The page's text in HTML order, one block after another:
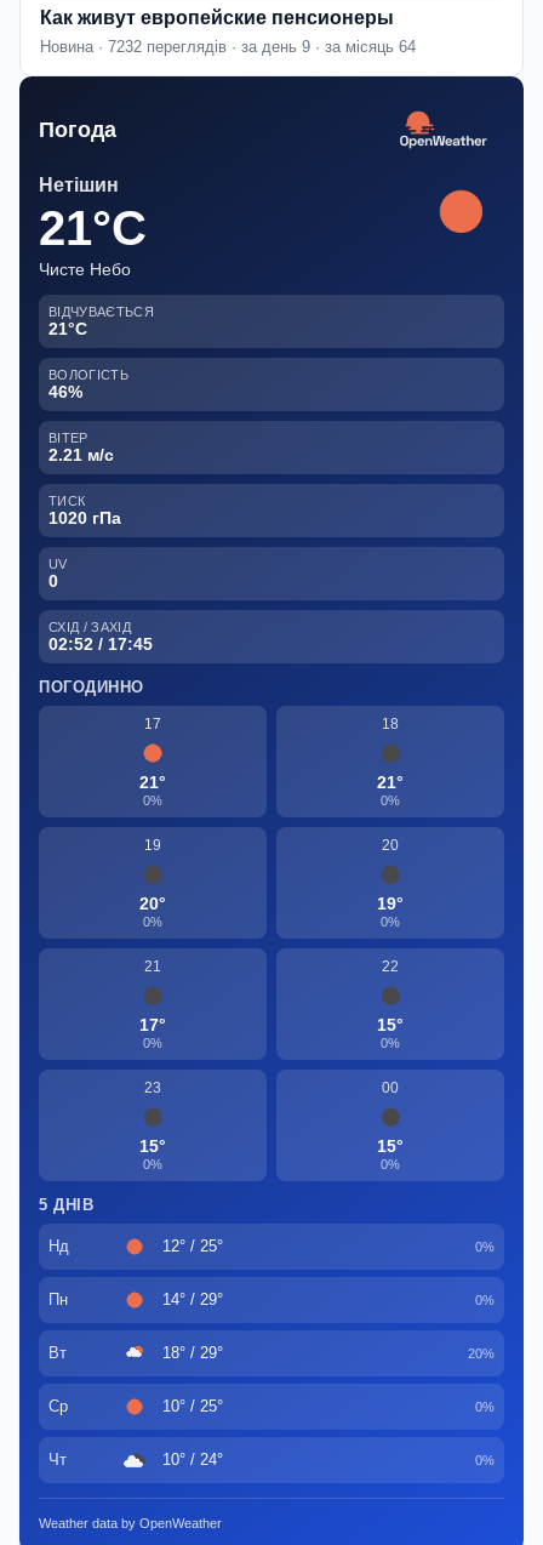
Как живут европейские пенсионеры
Новина · 7232 переглядів · за день 9 · за місяць 64
Погода
Нетішин
21°C
Чисте Небо
ВІДЧУВАЄТЬСЯ
21°C
ВОЛОГІСТЬ
46%
ВІТЕР
2.21 м/с
ТИСК
1020 гПа
UV
0
СХІД / ЗАХІД
02:52 / 17:45
ПОГОДИННО
17
21°
0%
18
21°
0%
19
20°
0%
20
19°
0%
21
17°
0%
22
15°
0%
23
15°
0%
00
15°
0%
5 ДНІВ
Нд 12° / 25° 0%
Пн 14° / 29° 0%
Вт 18° / 29° 20%
Ср 10° / 25° 0%
Чт 10° / 24° 0%
Weather data by OpenWeather